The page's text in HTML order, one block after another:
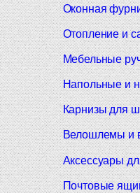
Оконная
Отопление и
Мебельные
Напольные и
Карнизы для
Велошлемы и
Аксессуары
Почтовые